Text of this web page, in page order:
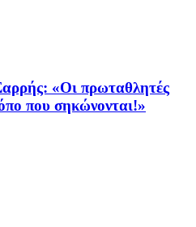
«Οι πρωταθλητές
που σηκώνονται!»